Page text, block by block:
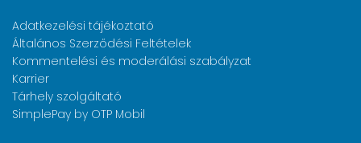
Adatkezelési tájékoztató
Általános Szerződési Feltételek
Kommentelési és moderálási szabályzat
Karrier
Tárhely szolgáltató
SimplePay by OTP Mobil